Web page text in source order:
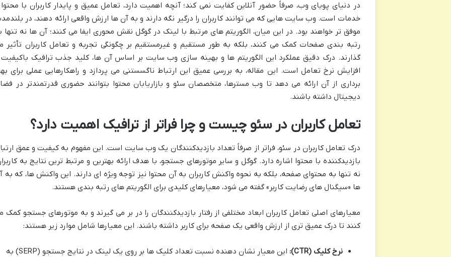
در دنیای پویای وب، صرفاً حضور آنلاین کفایت نمی کند؛ آنچه اهمیت دارد، تعامل عمیق و پایدار کاربران با
خدمات است. وب سایت هایی که می توانند کاربران را درگیر نگه دارند و به آن ها ارزش واقعی ارائه دهند، در
موفق تر خواهند بود. در این میان، الگوریتم های مرتبط با لینک در گوگل نقش محوری ایفا می کنند؛ آن ها نه تنها
رتبه بندی صفحات کمک می کنند، بلکه به طور مستقیم و غیرمستقیم بر چگونگی تجربه و تعامل کاربران تأثیر
گذارند. درک دقیق عملکرد این الگوریتم ها و بهینه سازی وب سایت بر اساس آن ها، کلید جذب ترافیک
افزایش نرخ تعامل است. این مقاله، به بررسی عمیق این ارتباط ناگسستنی می پردازد و راهکارهایی عملی برای
برداری از آن ارائه می دهد تا وب مسترها، متخصصان سئو و بازاریابان محتوا بتوانند حضوری قدرتمندتر در
دیجیتال داشته باشند.
تعامل کاربران در سئو چیست و چرا فراتر از ترافیک اهمیت دارد؟
درک تعامل کاربران در سئو، فراتر از صرفاً تعداد بازدیدکنندگان یک وب سایت است. این مفهوم به کیفیت و عمق
بازدیدکننده با محتوا اشاره دارد. گوگل و سایر موتورهای جستجو، با هدف ارائه بهترین و مرتبط ترین نتایج به
نه تنها به محتوای صفحه، بلکه به نحوه واکنش کاربران به آن محتوا نیز توجه ویژه ای دارند. این واکنش ها، که به
ها «سیگنال های رضایت کاربر» گفته می شود، معیارهای کلیدی برای الگوریتم های رتبه بندی هستند.
معیارهای اصلی تعامل کاربران ابعاد مختلفی از رفتار بازدیدکنندگان را در بر می گیرند و به موتورهای جستجو کمک
کنند تا درک عمیق تری از ارزش واقعی یک صفحه برای کاربر داشته باشند. این معیارها شامل موارد زیر هستند:
نرخ کلیک (CTR):
این معیار نشان دهنده نسبت تعداد کلیک ها بر روی یک لینک در نتایج جستجو (SERP) به